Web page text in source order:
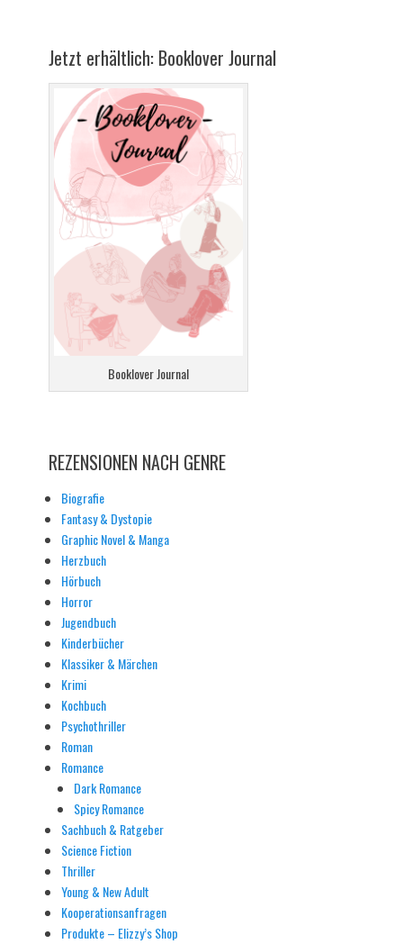
Jetzt erhältlich: Booklover Journal
Booklover Journal
REZENSIONEN NACH GENRE
Biografie
Fantasy & Dystopie
Graphic Novel & Manga
Herzbuch
Hörbuch
Horror
Jugendbuch
Kinderbücher
Klassiker & Märchen
Krimi
Kochbuch
Psychothriller
Roman
Romance
Dark Romance
Spicy Romance
Sachbuch & Ratgeber
Science Fiction
Thriller
Young & New Adult
Kooperationsanfragen
Produkte – Elizzy’s Shop